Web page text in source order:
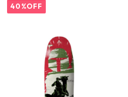
40%OFF